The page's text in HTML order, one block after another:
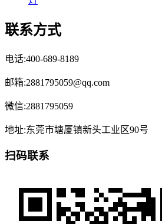
联系方式
电话:400-689-8189
邮箱:2881795059@qq.com
微信:2881795059
地址:东莞市塘厦镇新头工业区90号
扫码联系